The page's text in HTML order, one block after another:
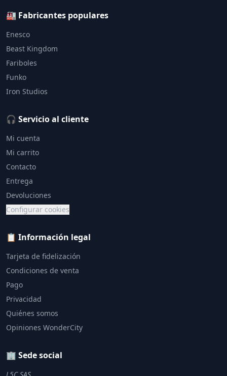
🏭 Fabricantes populares
Enesco
Beast Kingdom
Fariboles
Funko
Iron Studios
🎧 Servicio al cliente
Mi cuenta
Mi carrito
Contacto
Entrega
Devoluciones
Configurar cookies
📋 Información legal
Tarjeta de fidelización
Condiciones de venta
Pago
Privacidad
Quiénes somos
Opiniones WonderCity
🏢 Sede social